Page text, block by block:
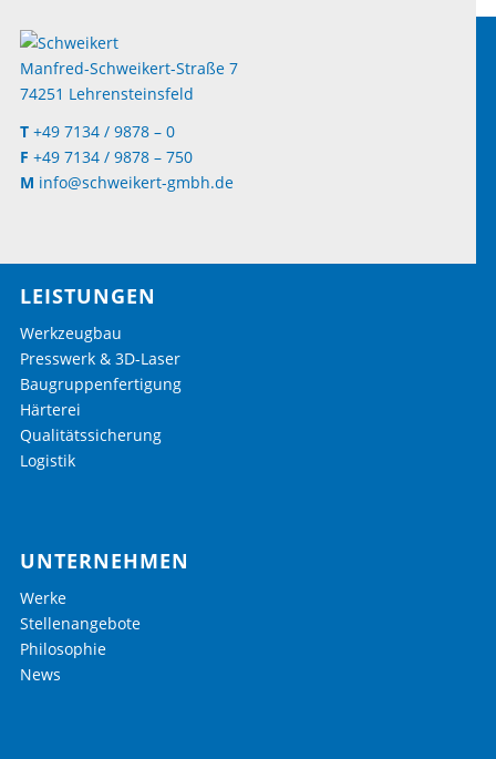
Manfred-Schweikert-Straße 7
74251 Lehrensteinsfeld
T+49 7134 / 9878 – 0
F +49 7134 / 9878 – 750
M info@schweikert-gmbh.de
LEISTUNGEN
Werkzeugbau
Presswerk & 3D-Laser
Baugruppenfertigung
Härterei
Qualitätssicherung
Logistik
UNTERNEHMEN
Werke
Stellenangebote
Philosophie
News